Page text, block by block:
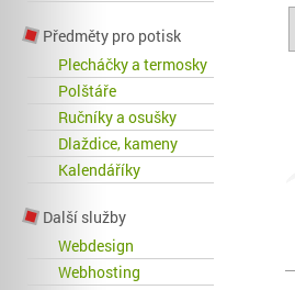
Předměty pro potisk
Plecháčky a termosky
Polštáře
Ručníky a osušky
Dlaždice, kameny
Kalendáříky
Další služby
Webdesign
Webhosting